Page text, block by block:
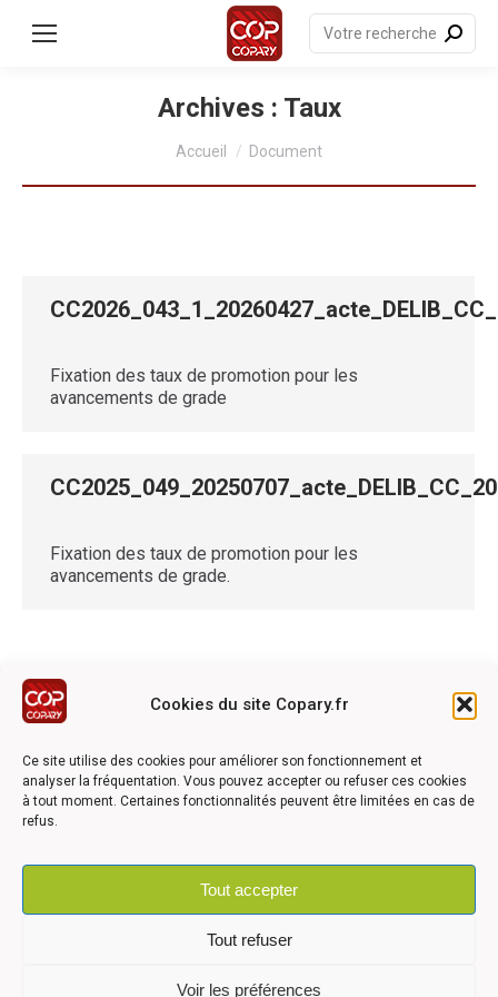
Cookies du site Copary.fr
Ce site utilise des cookies pour améliorer son fonctionnement et
analyser la fréquentation. Vous pouvez accepter ou refuser ces cookies
à tout moment. Certaines fonctionnalités peuvent être limitées en cas de
refus.
Tout accepter
Tout refuser
Voir les préférences
principal
Recherche
:
Archives : Taux
Accueil Document
Fixation des taux de promotion pour les
avancements de grade
Fixation des taux de promotion pour les
avancements de grade.
Ce site a été réalisé avec le soutien financier de l'Union
Pays Barrois